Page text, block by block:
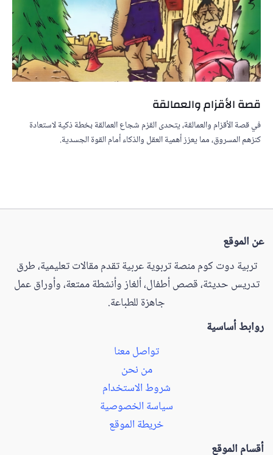
قصة الأقزام والعمالقة
في قصة الأقزام والعمالقة، يتحدى القزم شجاع العمالقة بخطة ذكية لاستعادة
كنزهم المسروق، مما يعزز أهمية العقل والذكاء أمام القوة الجسدية.
عن الموقع
تربية دوت كوم منصة تربوية عربية تقدم مقالات تعليمية، طرق
تدريس حديثة، قصص أطفال، ألغاز وأنشطة ممتعة، وأوراق عمل
جاهزة للطباعة.
روابط أساسية
تواصل معنا
من نحن
شروط الاستخدام
سياسة الخصوصية
خريطة الموقع
أقسام الموقع